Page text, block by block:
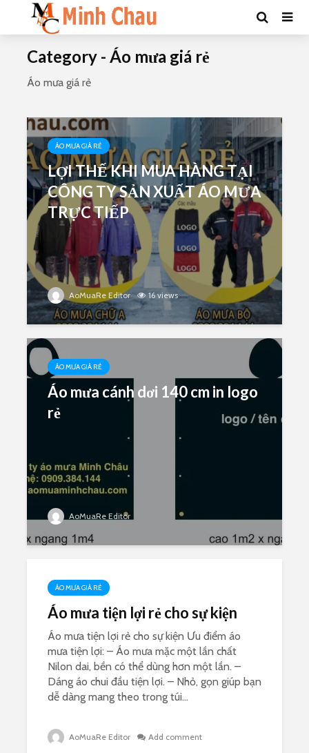
Category - Áo mưa giá rẻ
Áo mưa giá rẻ
ÁO MƯA GIÁ RẺ
LỢI THẾ KHI MUA HÀNG TẠI
CÔNG TY SẢN XUẤT ÁO MƯA
TRỰC TIẾP
AoMuaRe Editor 16 views
ÁO MƯA GIÁ RẺ
Áo mưa cánh dơi 140 cm in logo
rẻ
AoMuaRe Editor
ÁO MƯA GIÁ RẺ
Áo mưa tiện lợi rẻ cho sự kiện
Áo mưa tiện lợi rẻ cho sự kiện Ưu điểm áo
mưa tiện lợi: – Áo mưa mặc một lần chất
Nilon dai, bền có thể dùng hơn một lần. –
Dáng áo chui đầu tiện lợi. – Nhỏ, gọn giúp bạn
dễ dàng mang theo trong túi...
AoMuaRe Editor Add comment